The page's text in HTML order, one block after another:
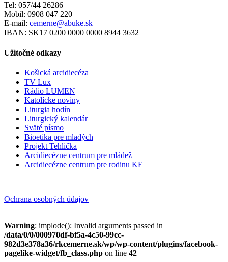
Tel: 057/44 26286
Mobil: 0908 047 220
E-mail: cemerne@abuke.sk
IBAN: SK17 0200 0000 0000 8944 3632
Užitočné odkazy
Košická arcidiecéza
TV Lux
Rádio LUMEN
Katolícke noviny
Liturgia hodín
Liturgický kalendár
Sväté písmo
Bioetika pre mladých
Projekt Tehlička
Arcidiecézne centrum pre mládež
Arcidiecézne centrum pre rodinu KE
Ochrana osobných údajov
Warning: implode(): Invalid arguments passed in
/data/0/0/000970df-bf5a-4c50-99cc-
982d3e378a36/rkcemerne.sk/wp/wp-content/plugins/facebook-
pagelike-widget/fb_class.php on line 42